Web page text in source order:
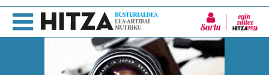
Sartu